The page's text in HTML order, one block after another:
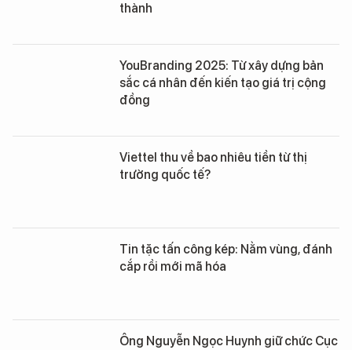
thành
YouBranding 2025: Từ xây dựng bản
sắc cá nhân đến kiến tạo giá trị cộng
đồng
Viettel thu về bao nhiêu tiền từ thị
trường quốc tế?
Tin tặc tấn công kép: Nằm vùng, đánh
cắp rồi mới mã hóa
Ông Nguyễn Ngọc Huynh giữ chức Cục